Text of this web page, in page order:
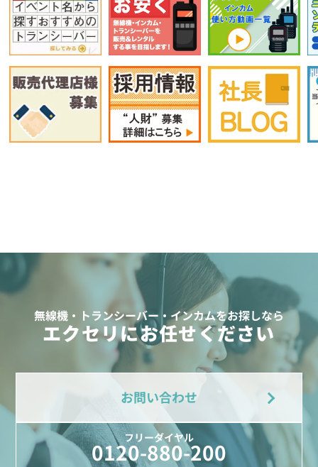
無線機・トランシーバー・インカムをお探しなら
エクセリにお任せください
お問い合わせ
フリーダイヤル
0120-880-200